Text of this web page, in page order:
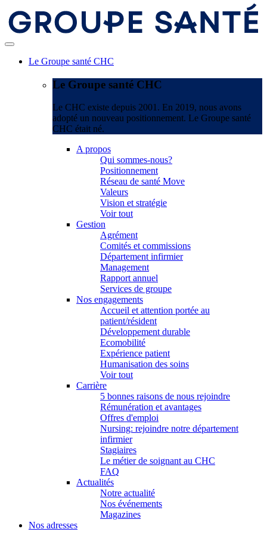
Le Groupe santé CHC
Le Groupe santé CHC
Le CHC existe depuis 2001. En 2019, nous avons
adopté un nouveau positionnement. Le Groupe santé
CHC était né.
A propos
Qui sommes-nous?
Positionnement
Réseau de santé Move
Valeurs
Vision et stratégie
Voir tout
Gestion
Agrément
Comités et commissions
Département infirmier
Management
Rapport annuel
Services de groupe
Nos engagements
Accueil et attention portée au
patient/résident
Développement durable
Ecomobilité
Expérience patient
Humanisation des soins
Voir tout
Carrière
5 bonnes raisons de nous rejoindre
Rémunération et avantages
Offres d'emploi
Nursing: rejoindre notre département
infirmier
Stagiaires
Le métier de soignant au CHC
FAQ
Actualités
Notre actualité
Nos événements
Magazines
Nos adresses